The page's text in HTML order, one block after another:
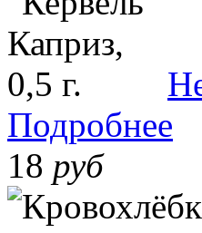
Подробнее
18 руб